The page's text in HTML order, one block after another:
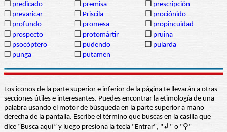
❒ predicado ❒ premisa ❒ prescripción
❒ prevaricar ❒ Priscila ❒ prociónido
❒ profundo ❒ promesa ❒ propincuidad
❒ prospecto ❒ protomártir ❒ pruina
❒ psocóptero ❒ pudendo ❒ pularda
❒ punga ❒ putamen
Los iconos de la parte superior e inferior de la página te llevarán a otras
secciones útiles e interesantes. Puedes encontrar la etimología de una
palabra usando el motor de búsqueda en la parte superior a mano
derecha de la pantalla. Escribe el término que buscas en la casilla que
dice “Busca aquí” y luego presiona la tecla "Entrar", "↲" o "⚲"